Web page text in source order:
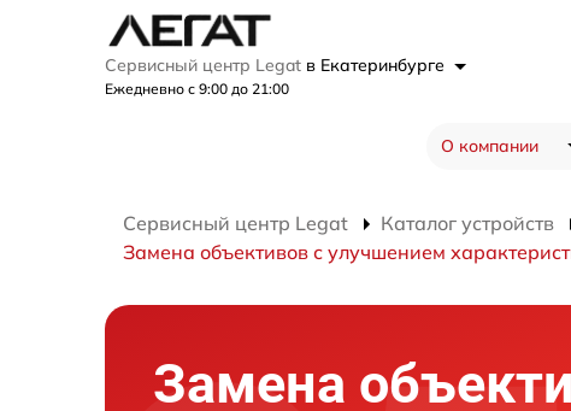
Сервисный центр Legat в Екатеринбурге
Ежедневно с 9:00 до 21:00
О компании
Сервисный центр Legat Каталог устройств
Замена объективов с улучшением
Замена